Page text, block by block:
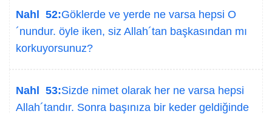
Nahl 52:Göklerde ve yerde ne varsa hepsi O
´nundur. öyle iken, siz Allah´tan başkasından mı
korkuyorsunuz?
Nahl 53:Sizde nimet olarak her ne varsa hepsi
Allah´tandır. Sonra başınıza bir keder geldiğinde